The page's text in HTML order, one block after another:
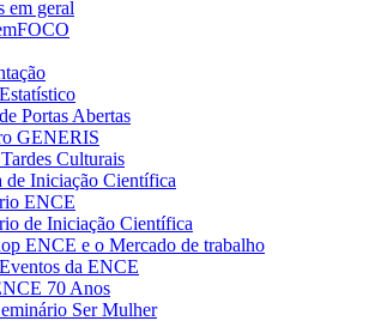
em geral
Portas Abertas
GENERIS
Culturais
de Iniciação Científica
ENCE
de Iniciação Científica
ENCE e o Mercado de trabalho
da ENCE
70 Anos
Ser Mulher